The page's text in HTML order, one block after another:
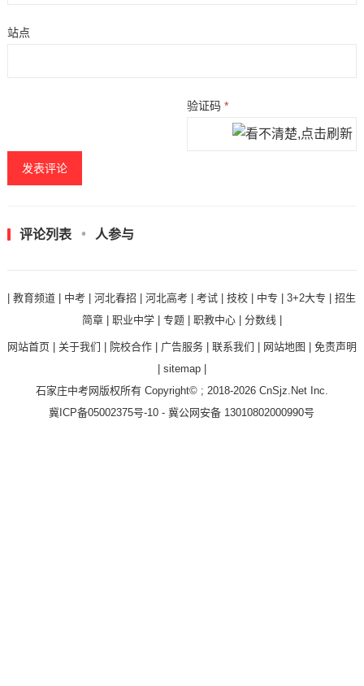
站点
验证码*
评论列表 人参与
|教育频道 中考 |河北春招 |河北高考 |考试 |技校 中专 |3+2大专 |招生
简章| 职业中学| 专题| 职教中心| 分数线|
网站首页| 关于我们 院校合作| 广告服务| 联系我们 网站地图
免责声明
sitemap|
石家庄中考网版权所有 Copyright© ; 2018-2026 CnSjz.NetInc.
冀ICP备05002375号-10 -冀公网安备 13010802000990号